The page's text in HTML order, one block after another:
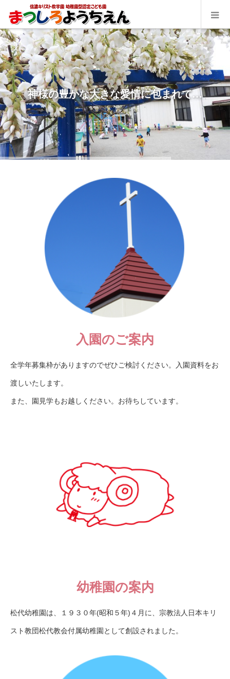
神様の豊かな大きな愛情に包まれて…
子どもたちは色々な遊びの中で
様々な経験をします
入園のご案内
全学年募集枠がありますのでぜひご検討ください。入園資料をお
渡しいたします。
また、園見学もお越しください。お待ちしています。
幼稚園の案内
松代幼稚園は、１９３０年(昭和５年)４月に、宗教法人日本キリ
スト教団松代教会付属幼稚園として創設されました。